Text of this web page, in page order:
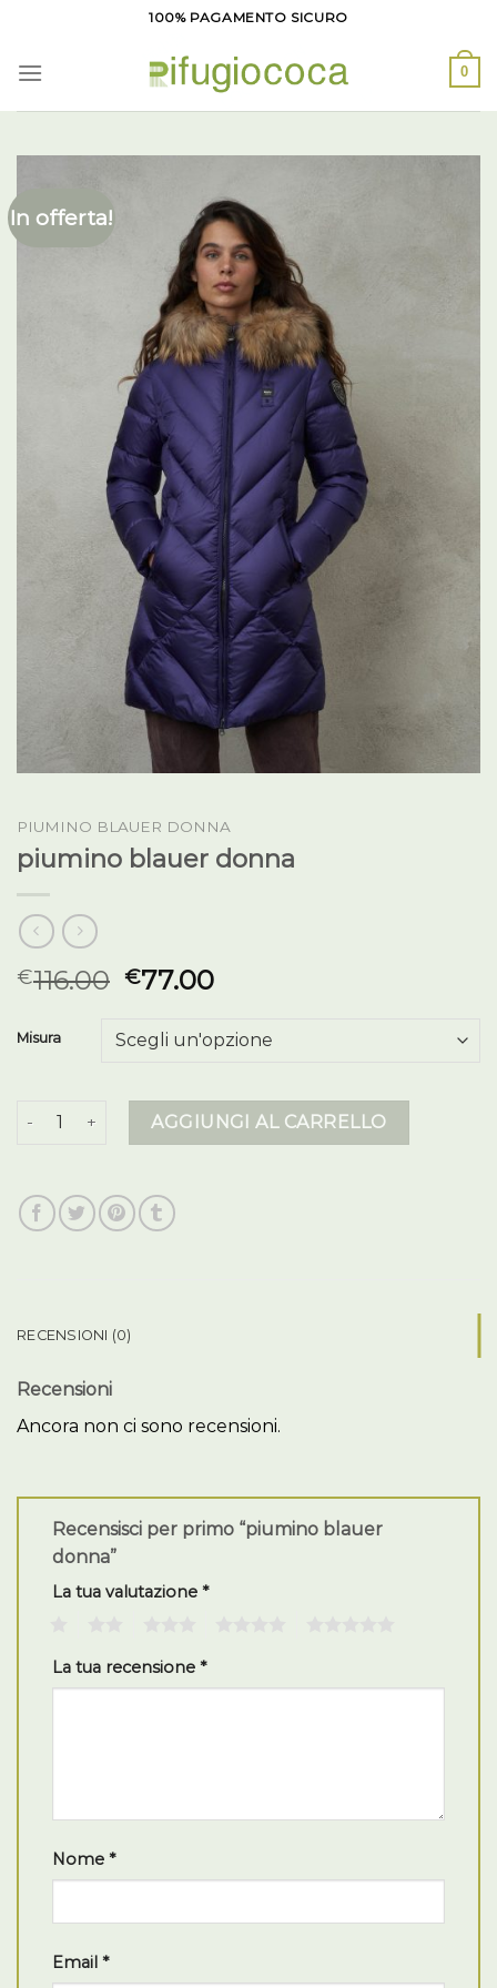
contenuti
100% PAGAMENTO SICURO
0
In offerta!
PIUMINO BLAUER DONNA
piumino blauer donna
€116.00 €77.00
Misura
piumino blauer donna quantitàAGGIUNGI AL CARRELLO
RECENSIONI (0)
Recensioni
Ancora non ci sono recensioni.
Recensisci per primo “piumino blauer
donna”
La tua valutazione *
La tua recensione *
Nome *
Email *